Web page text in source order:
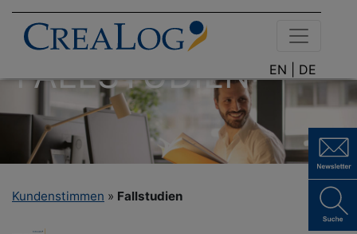
EN | DE
FALLSTUDIEN
Kundenstimmen » Fallstudien